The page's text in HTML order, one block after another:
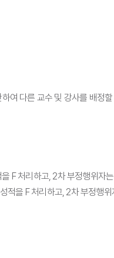
여 다른 교수 및 강사를 배정할
F 처리하고, 2차 부정행위자
을 F 처리하고, 2차 부정행